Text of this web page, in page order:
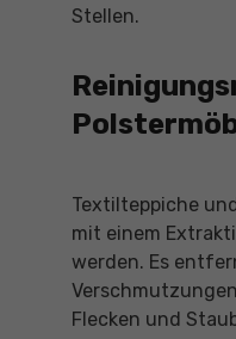
Stellen.
Textilteppiche
mit einem
werden. Es
Flecken und